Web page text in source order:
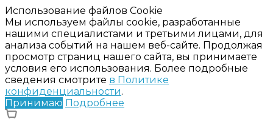
Использование файлов Cookie
Мы используем файлы cookie, разработанные
нашими специалистами и третьими лицами, для
анализа событий на нашем веб-сайте. Продолжая
просмотр страниц нашего сайта, вы принимаете
условия его использования. Более подробные
сведения смотрите в Политике
конфиденциальности.
Принимаю Подробнее